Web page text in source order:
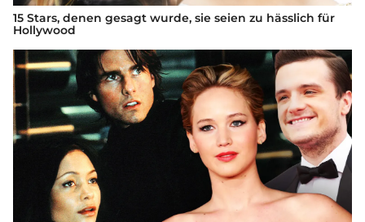
15 Stars, denen gesagt wurde, sie seien zu hässlich für
Hollywood